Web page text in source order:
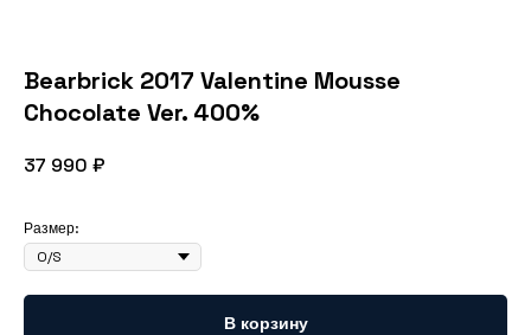
Bearbrick 2017 Valentine Mousse
Chocolate Ver. 400%
37 990 ₽
Размер:
В корзину